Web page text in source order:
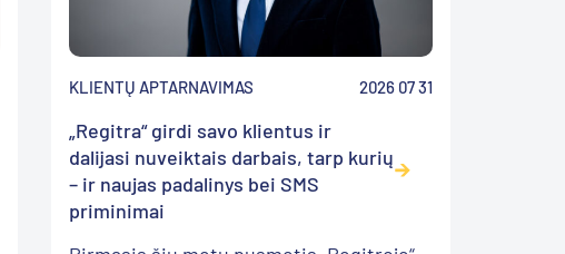
KLIENTŲ APTARNAVIMAS 2026 07 31
„Regitra“ girdi savo klientus ir
dalijasi nuveiktais darbais, tarp kurių
– ir naujas padalinys bei SMS
priminimai